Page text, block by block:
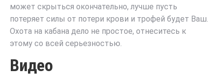
может скрыться окончательно, лучше пусть
потеряет силы от потери крови и трофей будет Ваш.
Охота на кабана дело не простое, отнеситесь к
этому со всей серьезностью.
Видео